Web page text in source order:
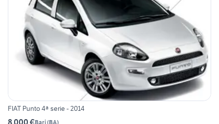
FIAT Punto 4ª serie - 2014
Bari(BA)